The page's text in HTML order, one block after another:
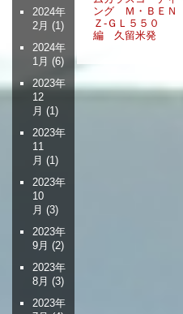
ビ
ゲ
ョ
ング Ｍ・ＢＥＮ
Ｚ-ＧＬ５５０
編 久留米発
2024年
2月 (1)
2024年
1月 (6)
2023年
12
月 (1)
2023年
11
月 (1)
2023年
10
月 (3)
2023年
9月 (2)
2023年
8月 (3)
2023年